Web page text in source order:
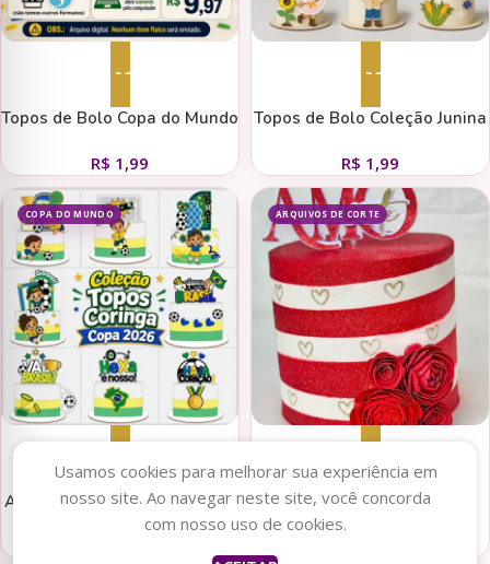
Adicionar ao carrinho
Topos de Bolo Copa do Mundo
R$ 1,99
Adicionar ao carrinho
Topos de Bolo Coleção Junina
R$ 1,99
COPA DO MUNDO
Arquivos de Corte para Topos
de Bolo Vários Modelos Copa
ARQUIVOS DE CORTE
Kit Topos Namorados
Usamos cookies para melhorar sua experiência em
nosso site. Ao navegar neste site, você concorda
com nosso uso de cookies.